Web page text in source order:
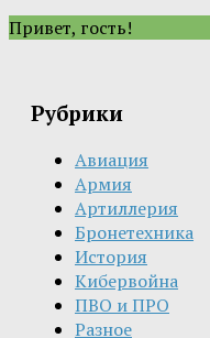
Привет, гость!
Рубрики
Авиация
Армия
Артиллерия
Бронетехника
История
Кибервойна
ПВО и ПРО
Разное